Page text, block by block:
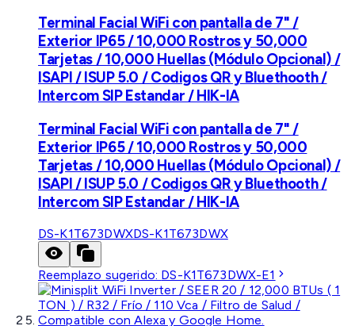
Terminal Facial WiFi con pantalla de 7" /
Exterior IP65 / 10,000 Rostros y 50,000
Tarjetas / 10,000 Huellas (Módulo Opcional) /
ISAPI / ISUP 5.0 / Codigos QR y Bluethooth /
Intercom SIP Estandar / HIK-IA
Terminal Facial WiFi con pantalla de 7" /
Exterior IP65 / 10,000 Rostros y 50,000
Tarjetas / 10,000 Huellas (Módulo Opcional) /
ISAPI / ISUP 5.0 / Codigos QR y Bluethooth /
Intercom SIP Estandar / HIK-IA
DS-K1T673DWXDS-K1T673DWX
Reemplazo sugerido: DS-K1T673DWX-E1